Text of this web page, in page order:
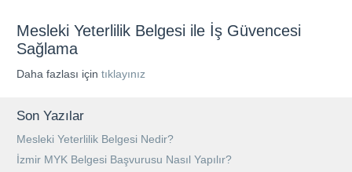
Mesleki Yeterlilik Belgesi ile İş Güvencesi
Sağlama
Daha fazlası için tıklayınız
Son Yazılar
Mesleki Yeterlilik Belgesi Nedir?
İzmir MYK Belgesi Başvurusu Nasıl Yapılır?